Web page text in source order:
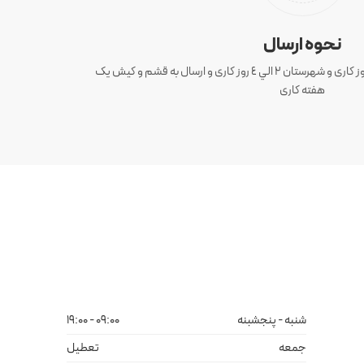
نحوه ارسال
ارسال سفارش های تهران 1 الی 3 روز کاری و شهرستان ٢ الي ٤ روز کاری و ارسال به قشم و کیش یک
هفته کاری
شنبه - پنجشبنه
09:00 - 19:00
جمعه
تعطیل